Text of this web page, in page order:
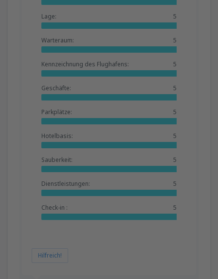
Lage: 5
Warteraum: 5
Kennzeichnung des Flughafens: 5
Geschäfte: 5
Parkplätze: 5
Hotelbasis: 5
Sauberkeit: 5
Dienstleistungen: 5
Check-in : 5
Hilfreich!